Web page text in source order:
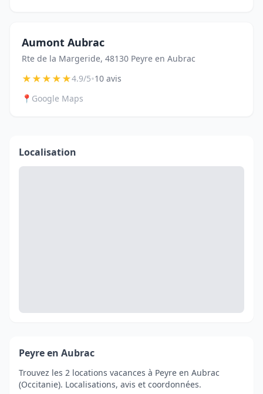
Aumont Aubrac
Rte de la Margeride, 48130 Peyre en Aubrac
★★★★★4.9/5•10 avis
📍 Google Maps
Localisation
Peyre en Aubrac
Trouvez les 2 locations vacances à Peyre en Aubrac
(Occitanie). Localisations, avis et coordonnées.